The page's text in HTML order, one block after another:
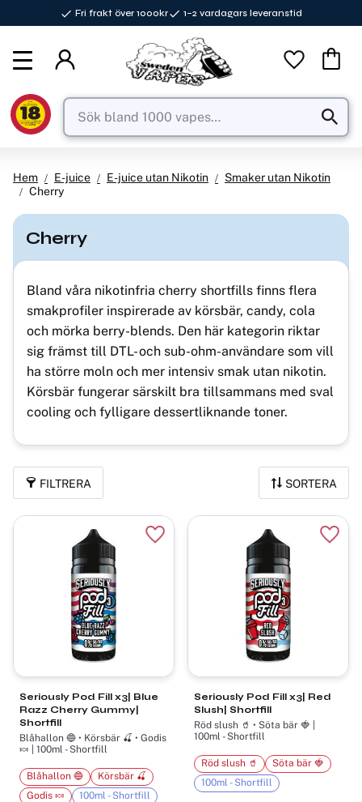
Fri frakt över 1000kr 1–2 vardagars leveranstid
Favoriter
Hem E-juice E-juice utan Nikotin
Smaker utan Nikotin
Cherry
Cherry
Bland våra nikotinfria cherry shortfills finns flera
smakprofiler inspirerade av körsbär, candy, cola
och mörka berry-blends. Den här kategorin riktar
sig främst till DTL- och sub-ohm-användare som vill
ha större moln och mer intensiv smak utan nikotin.
Körsbär fungerar särskilt bra tillsammans med sval
cooling och fylligare dessertliknande toner.
FILTRERA SORTERA
Seriously Pod Fill x3| Blue
Razz Cherry Gummy|
Shortfill
Blåhallon 🔵 • Körsbär 🍒 • Godis
🍬 | 100ml - Shortfill
Blåhallon 🔵
Körsbär 🍒
Godis 🍬
100ml - Shortfill
Lägg till i favoriter
Seriously Pod Fill x3| Red
Slush| Shortfill
Röd slush 🥤 • Söta bär 🍓 |
100ml - Shortfill
Röd slush 🥤
Söta bär 🍓
100ml - Shortfill